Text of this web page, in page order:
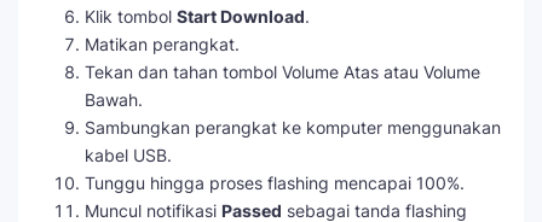
Klik tombol Start Download.
Matikan perangkat.
Tekan dan tahan tombol Volume Atas atau Volume
Bawah.
Sambungkan perangkat ke komputer menggunakan
kabel USB.
Tunggu hingga proses flashing mencapai 100%.
Muncul notifikasi Passed sebagai tanda flashing